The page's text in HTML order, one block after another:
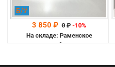
Б/У
3 850 ₽ 0 ₽ -10%
На складе: Раменское
-->